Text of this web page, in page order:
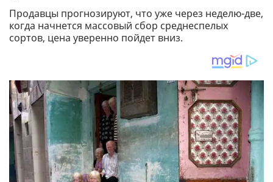
Продавцы прогнозируют, что уже через неделю-две,
когда начнется массовый сбор среднеспелых
сортов, цена уверенно пойдет вниз.